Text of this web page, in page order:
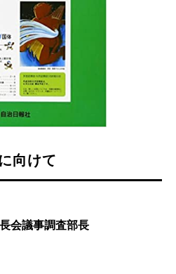
向けて
会議事調査部長